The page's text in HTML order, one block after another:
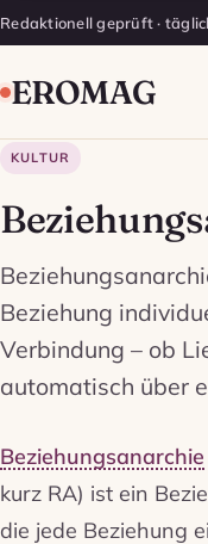
Redaktionell geprüft ·
EROMAG
KULTUR
Beziehung
Verbindung – ob
automatisch über
Beziehungsanarchie
kurz RA) ist ein
die jede Beziehung